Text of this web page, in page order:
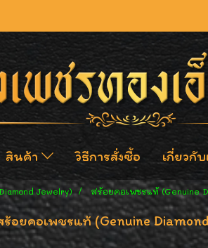
สินค้า วิธีการสั่งซื้อ เกี่ยวกับ
Jewelry) สร้อยคอเพชรแท้ (Genuine
ร้อยคอเพชรแท้ (Genuine